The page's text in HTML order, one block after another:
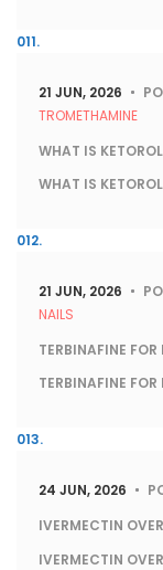
21 JUN, 2026
TROMETHAMINE
WHAT IS
WHAT IS
21 JUN, 2026
NAILS
TERBINAFINE
TERBINAFINE
24 JUN, 2026
IVERMECTIN
IVERMECTIN